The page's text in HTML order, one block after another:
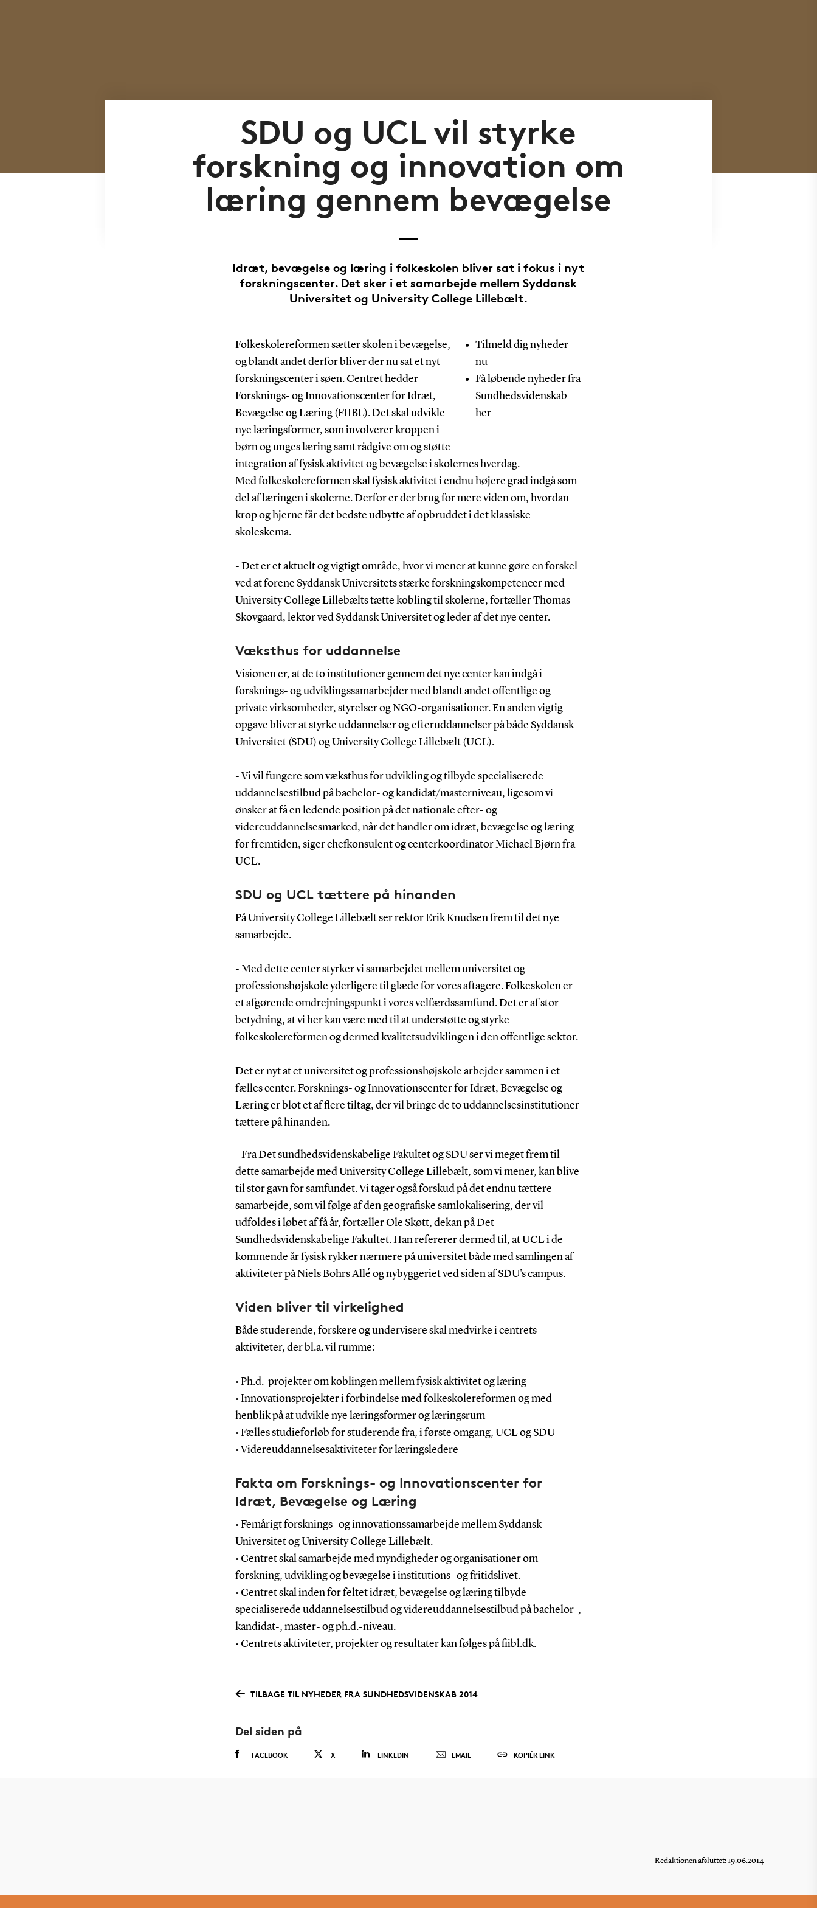
SDU og UCL vil styrke
forskning og innovation om
læring gennem bevægelse
Idræt, bevægelse og læring i folkeskolen bliver sat i fokus i nyt
forskningscenter. Det sker i et samarbejde mellem Syddansk
Universitet og University College Lillebælt.
Tilmeld dig nyheder
nu
Få løbende nyheder fra
Sundhedsvidenskab
her
Folkeskolereformen sætter skolen i bevægelse,
og blandt andet derfor bliver der nu sat et nyt
forskningscenter i søen. Centret hedder
Forsknings- og Innovationscenter for Idræt,
Bevægelse og Læring (FIIBL). Det skal udvikle
nye læringsformer, som involverer kroppen i
børn og unges læring samt rådgive om og støtte
integration af fysisk aktivitet og bevægelse i skolernes hverdag.
Med folkeskolereformen skal fysisk aktivitet i endnu højere grad indgå som
del af læringen i skolerne. Derfor er der brug for mere viden om, hvordan
krop og hjerne får det bedste udbytte af opbruddet i det klassiske
skoleskema.
- Det er et aktuelt og vigtigt område, hvor vi mener at kunne gøre en forskel
ved at forene Syddansk Universitets stærke forskningskompetencer med
University College Lillebælts tætte kobling til skolerne, fortæller Thomas
Skovgaard, lektor ved Syddansk Universitet og leder af det nye center.
Væksthus for uddannelse
Visionen er, at de to institutioner gennem det nye center kan indgå i
forsknings- og udviklingssamarbejder med blandt andet offentlige og
private virksomheder, styrelser og NGO-organisationer. En anden vigtig
opgave bliver at styrke uddannelser og efteruddannelser på både Syddansk
Universitet (SDU) og University College Lillebælt (UCL).
- Vi vil fungere som væksthus for udvikling og tilbyde specialiserede
uddannelsestilbud på bachelor- og kandidat/masterniveau, ligesom vi
ønsker at få en ledende position på det nationale efter- og
videreuddannelsesmarked, når det handler om idræt, bevægelse og læring
for fremtiden, siger chefkonsulent og centerkoordinator Michael Bjørn fra
UCL.
SDU og UCL tættere på hinanden
På University College Lillebælt ser rektor Erik Knudsen frem til det nye
samarbejde.
- Med dette center styrker vi samarbejdet mellem universitet og
professionshøjskole yderligere til glæde for vores aftagere. Folkeskolen er
et afgørende omdrejningspunkt i vores velfærdssamfund. Det er af stor
betydning, at vi her kan være med til at understøtte og styrke
folkeskolereformen og dermed kvalitetsudviklingen i den offentlige sektor.
Det er nyt at et universitet og professionshøjskole arbejder sammen i et
fælles center. Forsknings- og Innovationscenter for Idræt, Bevægelse og
Læring er blot et af flere tiltag, der vil bringe de to uddannelsesinstitutioner
tættere på hinanden.
- Fra Det sundhedsvidenskabelige Fakultet og SDU ser vi meget frem til
dette samarbejde med University College Lillebælt, som vi mener, kan blive
til stor gavn for samfundet. Vi tager også forskud på det endnu tættere
samarbejde, som vil følge af den geografiske samlokalisering, der vil
udfoldes i løbet af få år, fortæller Ole Skøtt, dekan på Det
Sundhedsvidenskabelige Fakultet. Han refererer dermed til, at UCL i de
kommende år fysisk rykker nærmere på universitet både med samlingen af
aktiviteter på Niels Bohrs Allé og nybyggeriet ved siden af SDU's campus.
Viden bliver til virkelighed
Både studerende, forskere og undervisere skal medvirke i centrets
aktiviteter, der bl.a. vil rumme:
• Ph.d.-projekter om koblingen mellem fysisk aktivitet og læring
• Innovationsprojekter i forbindelse med folkeskolereformen og med
henblik på at udvikle nye læringsformer og læringsrum
• Fælles studieforløb for studerende fra, i første omgang, UCL og SDU
• Videreuddannelsesaktiviteter for læringsledere
Fakta om Forsknings- og Innovationscenter for
Idræt, Bevægelse og Læring
• Femårigt forsknings- og innovationssamarbejde mellem Syddansk
Universitet og University College Lillebælt.
• Centret skal samarbejde med myndigheder og organisationer om
forskning, udvikling og bevægelse i institutions- og fritidslivet.
• Centret skal inden for feltet idræt, bevægelse og læring tilbyde
specialiserede uddannelsestilbud og videreuddannelsestilbud på bachelor-,
kandidat-, master- og ph.d.-niveau.
• Centrets aktiviteter, projekter og resultater kan følges på fiibl.dk.
TILBAGE TIL NYHEDER FRA SUNDHEDSVIDENSKAB 2014
Del siden på
FACEBOOK X LINKEDIN EMAIL KOPIÉR LINK
Redaktionen afsluttet: 19.06.2014